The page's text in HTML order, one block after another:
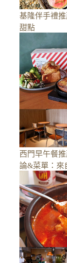
基隆伴手禮
甜點
西門早午餐
論&菜單：來